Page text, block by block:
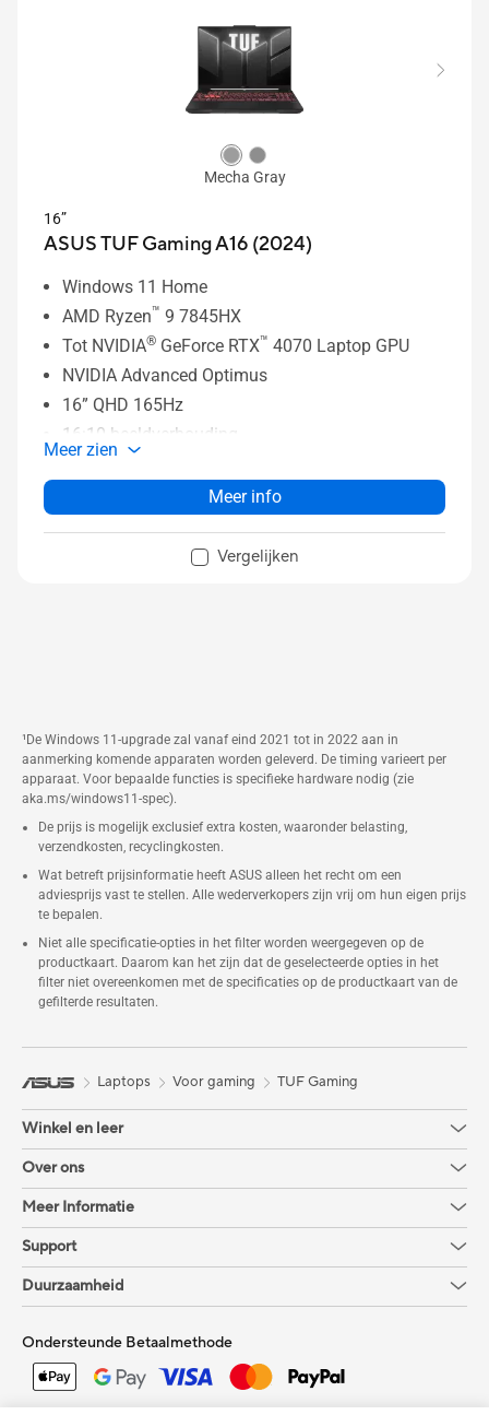
Mecha Gray
16”
ASUS TUF Gaming A16 (2024)
Windows 11 Home
AMD Ryzen™ 9 7845HX
Tot NVIDIA® GeForce RTX™ 4070 Laptop GPU
NVIDIA Advanced Optimus
16” QHD 165Hz
16:10 beeldverhouding
Two-Way AI Noise Cancelation
Meer zien
Meer info
Vergelijken
¹De Windows 11-upgrade zal vanaf eind 2021 tot in 2022 aan in
aanmerking komende apparaten worden geleverd. De timing varieert per
apparaat. Voor bepaalde functies is specifieke hardware nodig (zie
aka.ms/windows11-spec).
De prijs is mogelijk exclusief extra kosten, waaronder belasting,
verzendkosten, recyclingkosten.
Wat betreft prijsinformatie heeft ASUS alleen het recht om een
adviesprijs vast te stellen. Alle wederverkopers zijn vrij om hun eigen prijs
te bepalen.
Niet alle specificatie-opties in het filter worden weergegeven op de
productkaart. Daarom kan het zijn dat de geselecteerde opties in het
filter niet overeenkomen met de specificaties op de productkaart van de
gefilterde resultaten.
Laptops Voor gaming TUF Gaming
Winkel en leer
Over ons
Meer Informatie
Support
Duurzaamheid
Ondersteunde Betaalmethode